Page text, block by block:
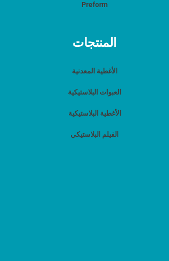
Preform
المنتجات
الأغطية المعدنية
العبوات البلاستيكية
الأغطية البلاستيكية
الفيلم البلاستيكي